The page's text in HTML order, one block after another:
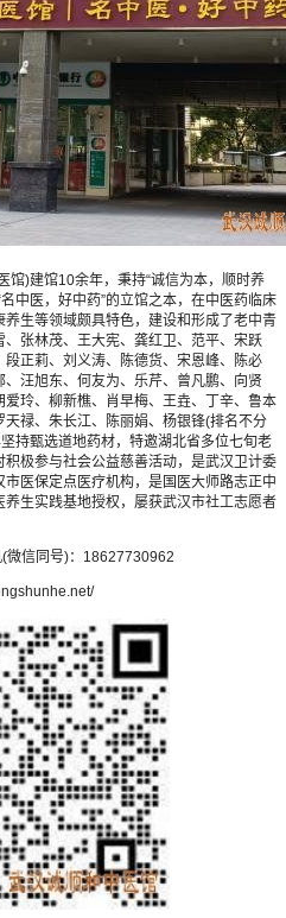
)建馆10余年，秉持“诚信为本，顺时养
中医，好中药”的立馆之本，在中医药临床
生等领域颇具特色，建设和形成了老中青
张林茂、王大宪、龚红卫、范平、宋跃
正莉、刘义涛、陈德货、宋恩峰、陈必
汪旭东、何友为、乐芹、曾凡鹏、向贤
玲、柳新樵、肖早梅、王垚、丁辛、鲁本
禄、朱长江、陈丽娟、杨银锋(排名不分
持甄选道地药材，特邀湖北省多位七旬老
极参与社会公益慈善活动，是武汉卫计委
医保定点医疗机构，是国医大师路志正中
生实践基地授权，屡获武汉市社工志愿者
信同号)：18627730962